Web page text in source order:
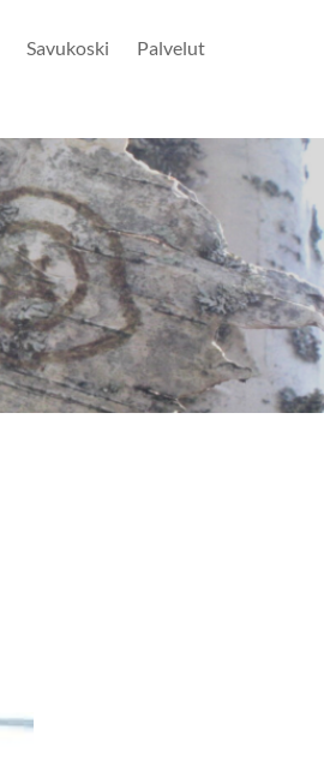
Savukoski
Palvelut